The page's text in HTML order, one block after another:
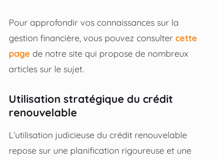
Pour approfondir vos connaissances sur la
gestion financière, vous pouvez consulter cette
page de notre site qui propose de nombreux
articles sur le sujet.
Utilisation stratégique du crédit
renouvelable
L’utilisation judicieuse du crédit renouvelable
repose sur une planification rigoureuse et une